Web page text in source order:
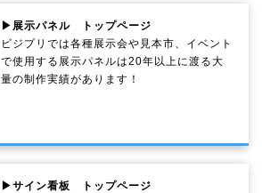
▶展示パネル トップページ
ビジプリでは各種展示会や見本市、イベント
で使用する展示パネルは20年以上に渡る大
量の制作実績があります！
▶サイン看板 トップページ